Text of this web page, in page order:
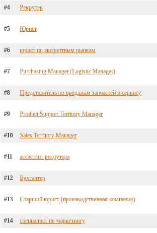
#4 Рекрутер
#5 Юрист
#6 юрист по экспортным рынкам
#7 Purchasing Manager (Logistic Manager)
#8 Представитель по продажам запчастей и сервису
#9 Product Support Territory Manager
#10 Sales Territory Manager
#11 ассистент рекрутера
#12 Бухгалтер
#13 Старший юрист (производственная компания)
#14 специалист по маркетингу